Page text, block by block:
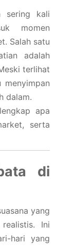
sering kali
momen
Salah satu
adalah
terlihat
dalam.
apa
serta
di
yang
Ini
hari yang